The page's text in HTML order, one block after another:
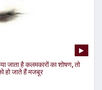
जाता है कलमकारों का शोषण, तो
हो जाते हैं मजबूर